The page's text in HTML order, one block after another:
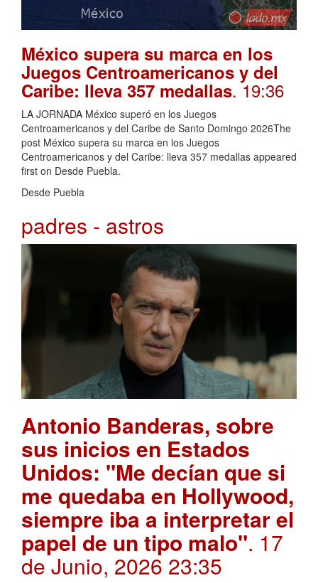
México supera su marca en los
Juegos Centroamericanos y del
Caribe: lleva 357 medallas. 19:36
LA JORNADA México superó en los Juegos
Centroamericanos y del Caribe de Santo Domingo 2026The
post México supera su marca en los Juegos
Centroamericanos y del Caribe: lleva 357 medallas appeared
first on Desde Puebla.
Desde Puebla
padres - astros
Antonio Banderas, sobre
sus inicios en Estados
Unidos: "Me decían que si
me quedaba en Hollywood,
siempre iba a interpretar el
papel de un tipo malo". 17
de Junio, 2026 23:35